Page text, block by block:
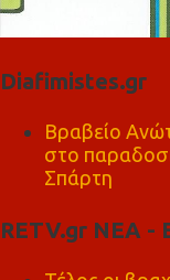
Diafimistes.gr
Βραβείο
στο
Σπάρτη
RETV.gr ΝΕΑ -